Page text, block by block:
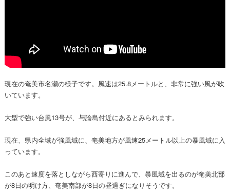
現在の奄美市名瀬の様子です。風速は25.8メートルと、非常に強い風が吹
いています。
大型で強い台風13号が、与論島付近にあるとみられます。
現在、県内全域が強風域に、奄美地方が風速25メートル以上の暴風域に入
っています。
このあと速度を落としながら西寄りに進んで、暴風域を出るのが奄美北部
が8日の明け方、奄美南部が8日の昼過ぎになりそうです。